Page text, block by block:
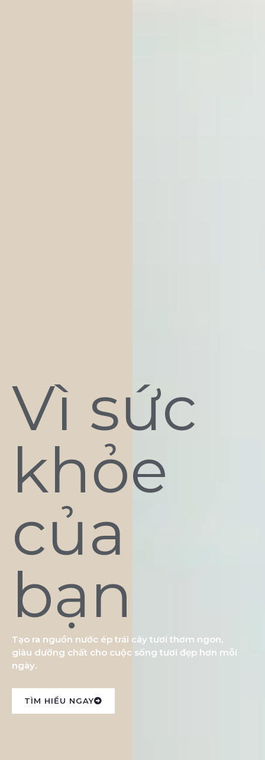
Vì sức
khỏe
của
bạn
Tạo ra nguồn nước ép trái cây tươi thơm ngon,
giàu dưỡng chất cho cuộc sống tươi đẹp hơn mỗi
ngày.
TÌM HIỂU NGAY